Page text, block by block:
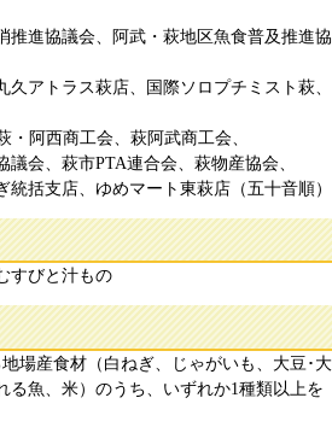
進協議会、阿武・萩地区魚食普及推進協
アトラス萩店、国際ソロプチミスト萩、
阿西商工会、萩阿武商工会、
会、萩市PTA連合会、萩物産協会、
括支店、ゆめマート東萩店（五十音順）
すびと汁もの
場産食材（白ねぎ、じゃがいも、大豆･大
る魚、米）のうち、いずれか1種類以上を